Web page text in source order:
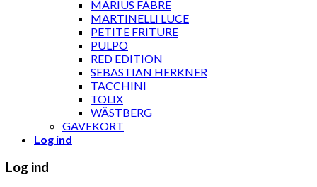
MARIUS FABRE
MARTINELLI LUCE
PETITE FRITURE
PULPO
RED EDITION
SEBASTIAN HERKNER
TACCHINI
TOLIX
WÄSTBERG
GAVEKORT
Log ind
Log ind